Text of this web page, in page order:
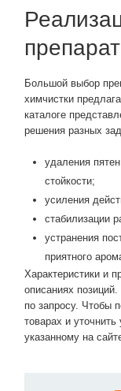
Большой выбор
химчистки
каталоге
решения разных
удаления
стойкости;
усиления
стабилизации
устранения
приятного
Характеристики и
описаниях
по запросу. Чтобы
товарах и
указанному на